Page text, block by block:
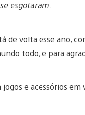
esgotaram.
de volta esse ano,
todo, e para
e acessórios